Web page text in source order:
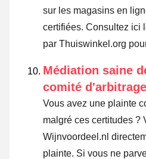
sur les magasins en
certifiées. Consultez ici
par Thuiswinkel.org
Médiation saine
comité
Vous avez une plainte
malgré ces certitudes ?
Wijnvoordeel.nl
plainte. Si vous ne